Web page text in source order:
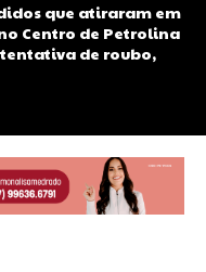
que atiraram em
Centro de Petrolina
de roubo,